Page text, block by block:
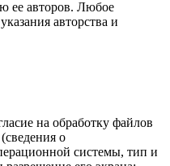
ее авторов. Любое
авторства и
на обработку файлов
о
системы, тип и